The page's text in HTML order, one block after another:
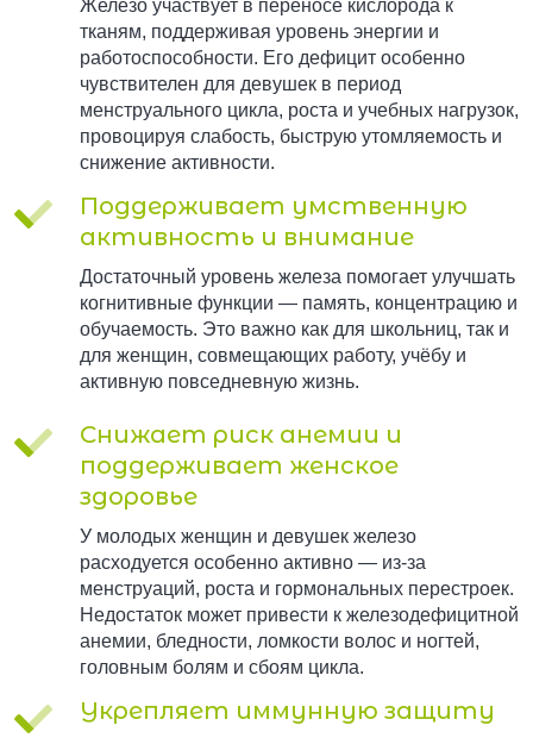
Железо участвует в переносе кислорода к
тканям, поддерживая уровень энергии и
работоспособности. Его дефицит особенно
чувствителен для девушек в период
менструального цикла, роста и учебных нагрузок,
провоцируя слабость, быструю утомляемость и
снижение активности.
Поддерживает умственную
активность и внимание
Достаточный уровень железа помогает улучшать
когнитивные функции — память, концентрацию и
обучаемость. Это важно как для школьниц, так и
для женщин, совмещающих работу, учёбу и
активную повседневную жизнь.
Снижает риск анемии и
поддерживает женское
здоровье
У молодых женщин и девушек железо
расходуется особенно активно — из-за
менструаций, роста и гормональных перестроек.
Недостаток может привести к железодефицитной
анемии, бледности, ломкости волос и ногтей,
головным болям и сбоям цикла.
Укрепляет иммунную защиту